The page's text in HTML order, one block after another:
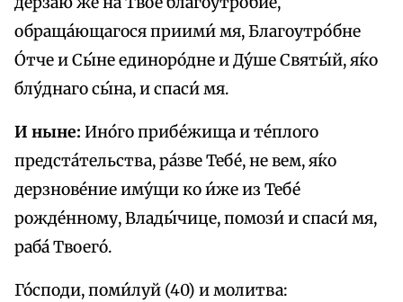
обраща́ющагося приими́ мя, Благоутро́бне
О́тче и Сы́не единоро́дне и Ду́ше Святы́й, я́ко
блу́днаго сы́на, и спаси́ мя.
И ныне: Ино́го прибе́жища и те́плого
предста́тельства, ра́зве Тебе́, не вем, я́ко
дерзнове́ние иму́щи ко и́же из Тебе́
рожде́нному, Влады́чице, помози́ и спаси́ мя,
раба́ Твоего́.
Го́споди, поми́луй (40) и молитва: